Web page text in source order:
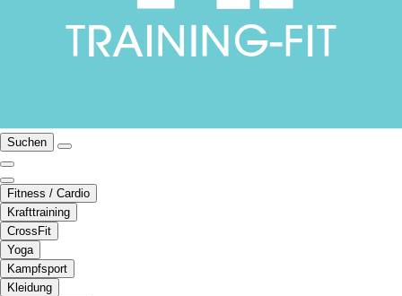
Suchen
Fitness / Cardio
Krafttraining
CrossFit
Yoga
Kampfsport
Kleidung